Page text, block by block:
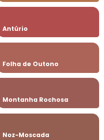
Antúrio
Folha de Outono
Montanha Rochosa
Noz-Moscada